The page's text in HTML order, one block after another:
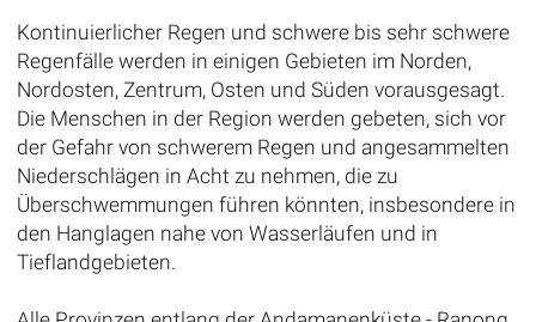
Kontinuierlicher Regen und schwere bis sehr schwere
Regenfälle werden in einigen Gebieten im Norden,
Nordosten, Zentrum, Osten und Süden vorausgesagt.
Die Menschen in der Region werden gebeten, sich vor
der Gefahr von schwerem Regen und angesammelten
Niederschlägen in Acht zu nehmen, die zu
Überschwemmungen führen könnten, insbesondere in
den Hanglagen nahe von Wasserläufen und in
Tieflandgebieten.